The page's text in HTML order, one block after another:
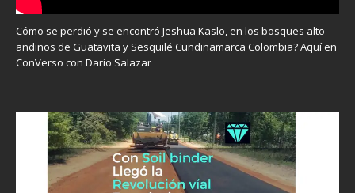
Cómo se perdió y se encontró Jeshua Kaslo, en los bosques alto
andinos de Guatavita y Sesquilé Cundinamarca Colombia? Aquí en
ConVerso con Dario Salazar